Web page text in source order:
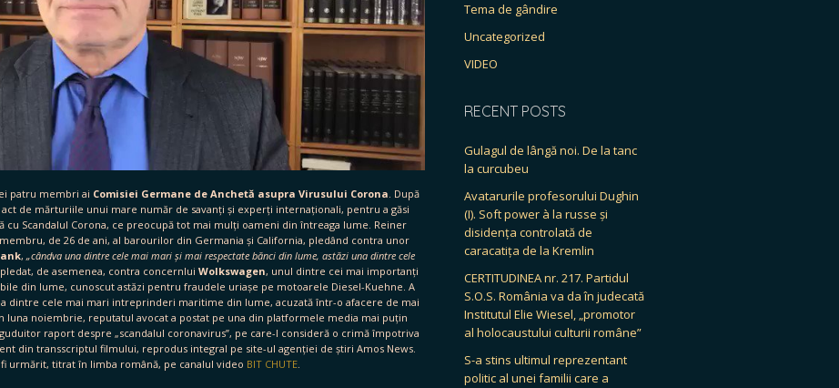
patru membri ai Comisiei Germane de Anchetă asupra Virusului Corona. După
act de mărturiile unui mare număr de savanți și experți internaționali, pentru a găsi
cu Scandalul Corona, ce preocupă tot mai mulți oameni din întreaga lume. Reiner
de 26 de ani, al baro­urilor din Germania și California, pledând contra unor
, „cândva una dintre cele mai mari și mai respectate bănci din lume, astăzi una dintre cele
de asemenea, contra concernlui Wolkswagen, unul dintre cei mai importanți
din lume, cunoscut astăzi pentru fraudele uriașe pe motoarele Diesel-Kuehne. A
dintre cele mai mari intreprinderi maritime din lume, acuzată într-o afacere de mai
luna noiembrie, reputatul avocat a postat pe una din platformele media mai puțin
raport despre „scandalul coronavirus”, pe care-l consideră o crimă împotriva
din transscriptul filmului, reprodus integral pe site-ul agenției de știri Amos News.
urmărit, titrat în limba română, pe canalul video BIT CHUTE.
Tema de gândire
Uncategorized
VIDEO
RECENT POSTS
Gulagul de lângă noi. De la tanc
la curcubeu
Avatarurile profesorului Dughin
(I). Soft power à la russe și
disidența controlată de
caracatița de la Kremlin
CERTITUDINEA nr. 217. Partidul
S.O.S. România va da în judecată
Institutul Elie Wiesel, „promotor
al holocaustului culturii române”
S-a stins ultimul reprezentant
politic al unei familii care a